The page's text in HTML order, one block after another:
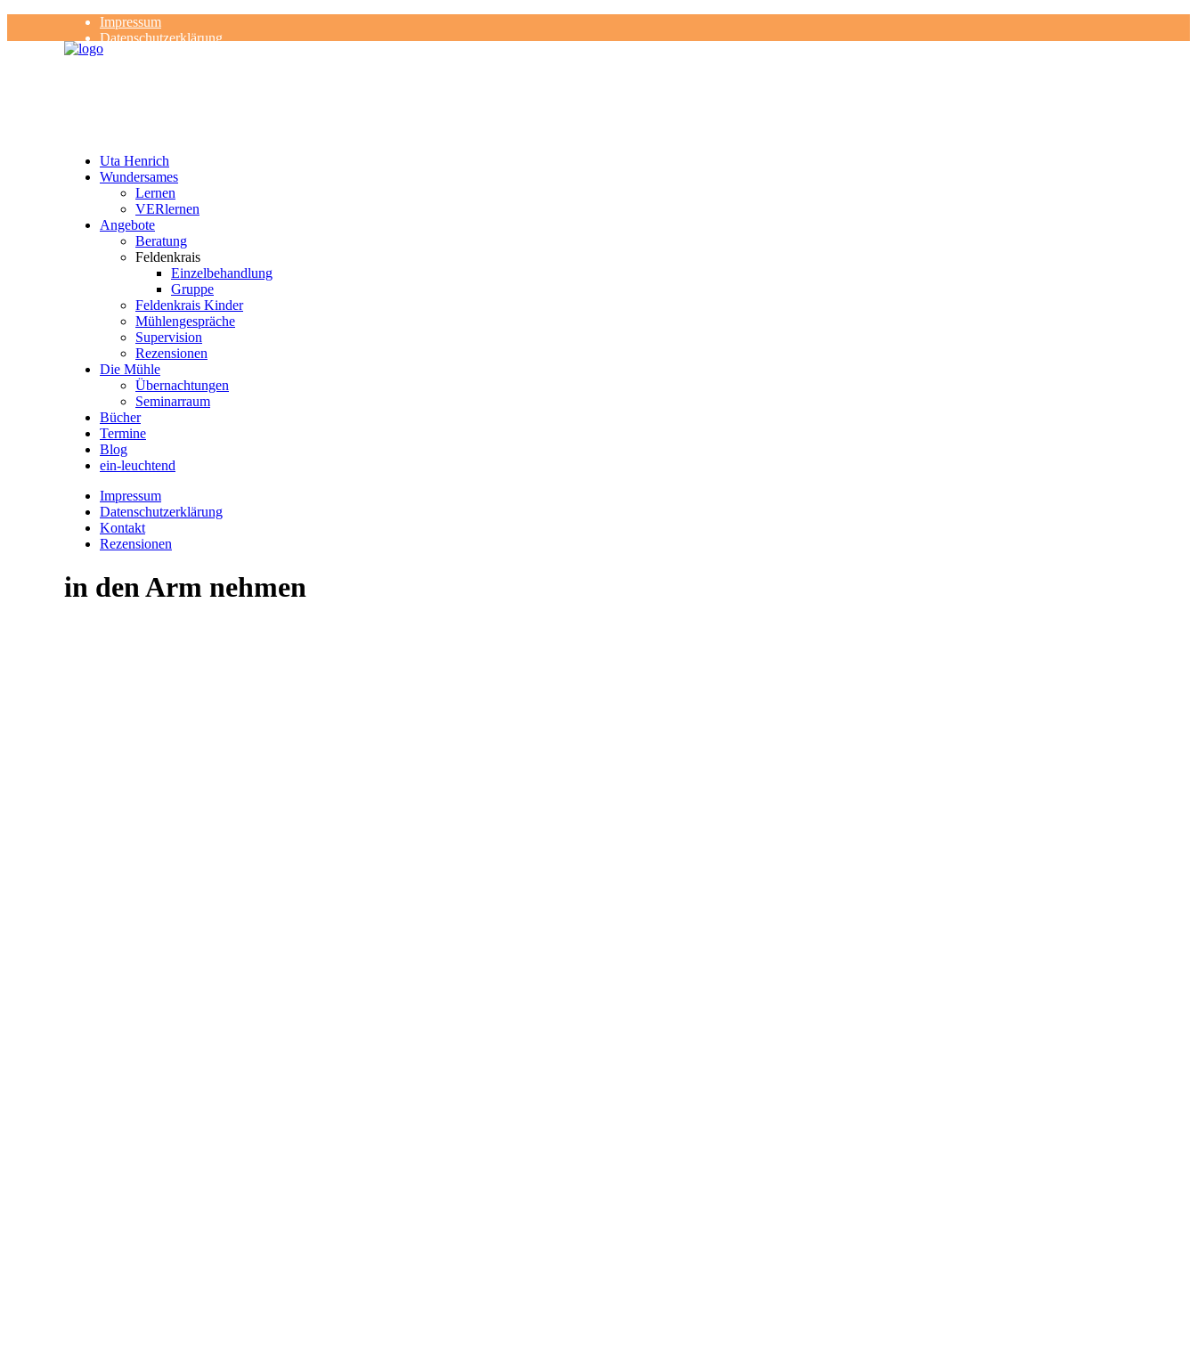
Impressum
Datenschutzerklärung
Kontakt
Uta Henrich
Wundersames
Lernen
VERlernen
Angebote
Beratung
Feldenkrais
Einzelbehandlung
Gruppe
Feldenkrais Kinder
Mühlengespräche
Supervision
Rezensionen
Die Mühle
Übernachtungen
Seminarraum
Bücher
Termine
Blog
ein-leuchtend
Impressum
Datenschutzerklärung
Kontakt
Rezensionen
in den Arm nehmen